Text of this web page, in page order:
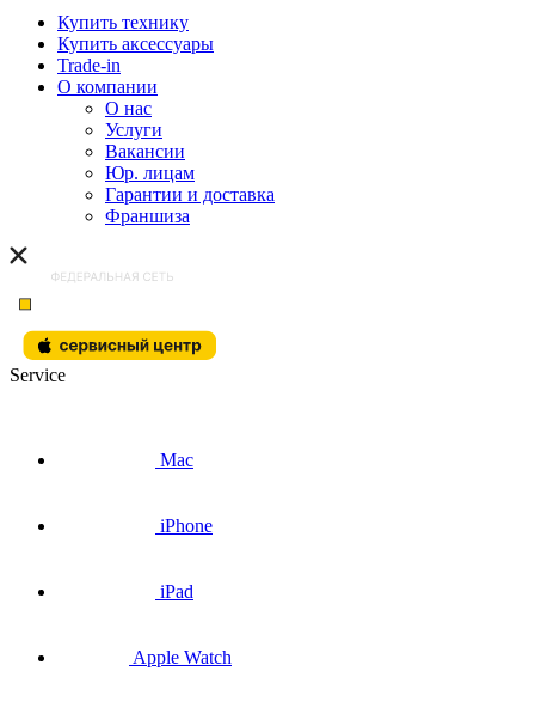
Купить технику
Купить аксессуары
Trade-in
О компании
О нас
Услуги
Вакансии
Юр. лицам
Гарантии и доставка
Франшиза
Service
Mac
iPhone
iPad
Apple Watch